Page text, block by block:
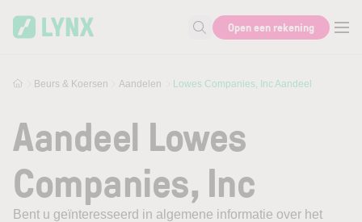
Zoek naar informatie
Open een rekening
Beurs & Koersen Aandelen Lowes Companies, Inc Aandeel
Aandeel Lowes
Companies, Inc
Bent u geïnteresseerd in algemene informatie over het